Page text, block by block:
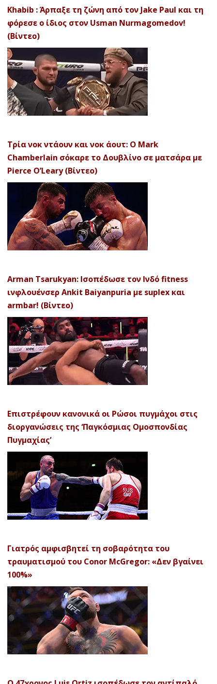
Khabib : Άρπαξε τη ζώνη από τον Jake Paul και τη
φόρεσε ο ίδιος στον Usman Nurmagomedov!
(Βίντεο)
Τρία νοκ ντάουν και νοκ άουτ: Ο Mark
Chamberlain σόκαρε το Δουβλίνο σε ματσάρα με
Pierce O’Leary (Βίντεο)
Arman Tsarukyan: Ισοπέδωσε τον Ινδό fitness
ινφλουένσερ Ankit Baiyanpuria με suplex και
armbar! (Βίντεο)
Επιστρέφουν κανονικά οι Ρώσοι πυγμάχοι στις
διοργανώσεις της ‘Παγκόσμιας Ομοσπονδίας
Πυγμαχίας’
Γιατρός αμφισβητεί τη σοβαρότητα του
τραυματισμού του Conor McGregor: «Δεν βγαίνει
100%»